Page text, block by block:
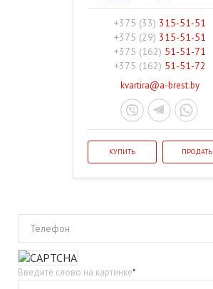
+375 (33) 315-51-51
+375 (29) 315-51-51
+375 (162) 51-51-71
+375 (162) 51-51-72
kvartira@a-brest.by
КУПИТЬ ПРОДАТЬ
Телефон
Введите слово на картинке*